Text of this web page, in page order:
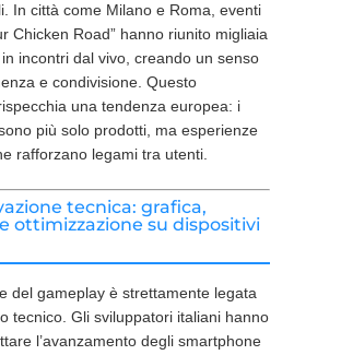
In città come Milano e Roma, eventi
Chicken Road” hanno riunito migliaia
incontri dal vivo, creando un senso
e condivisione. Questo
una tendenza europea: i
più solo prodotti, ma esperienze
rafforzano legami tra utenti.
tecnica: grafica,
ottimizzazione su dispositivi
del gameplay è strettamente legata
tecnico. Gli sviluppatori italiani hanno
l’avanzamento degli smartphone